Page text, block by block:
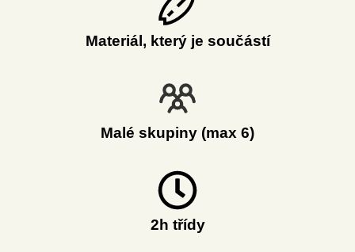
Materiál, který je součástí
Malé skupiny (max 6)
2h třídy